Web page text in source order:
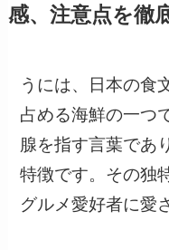
感、注意点を徹
うには、日本の食
占める海鮮の一つ
腺を指す言葉であ
特徴です。その独
グルメ愛好者に愛